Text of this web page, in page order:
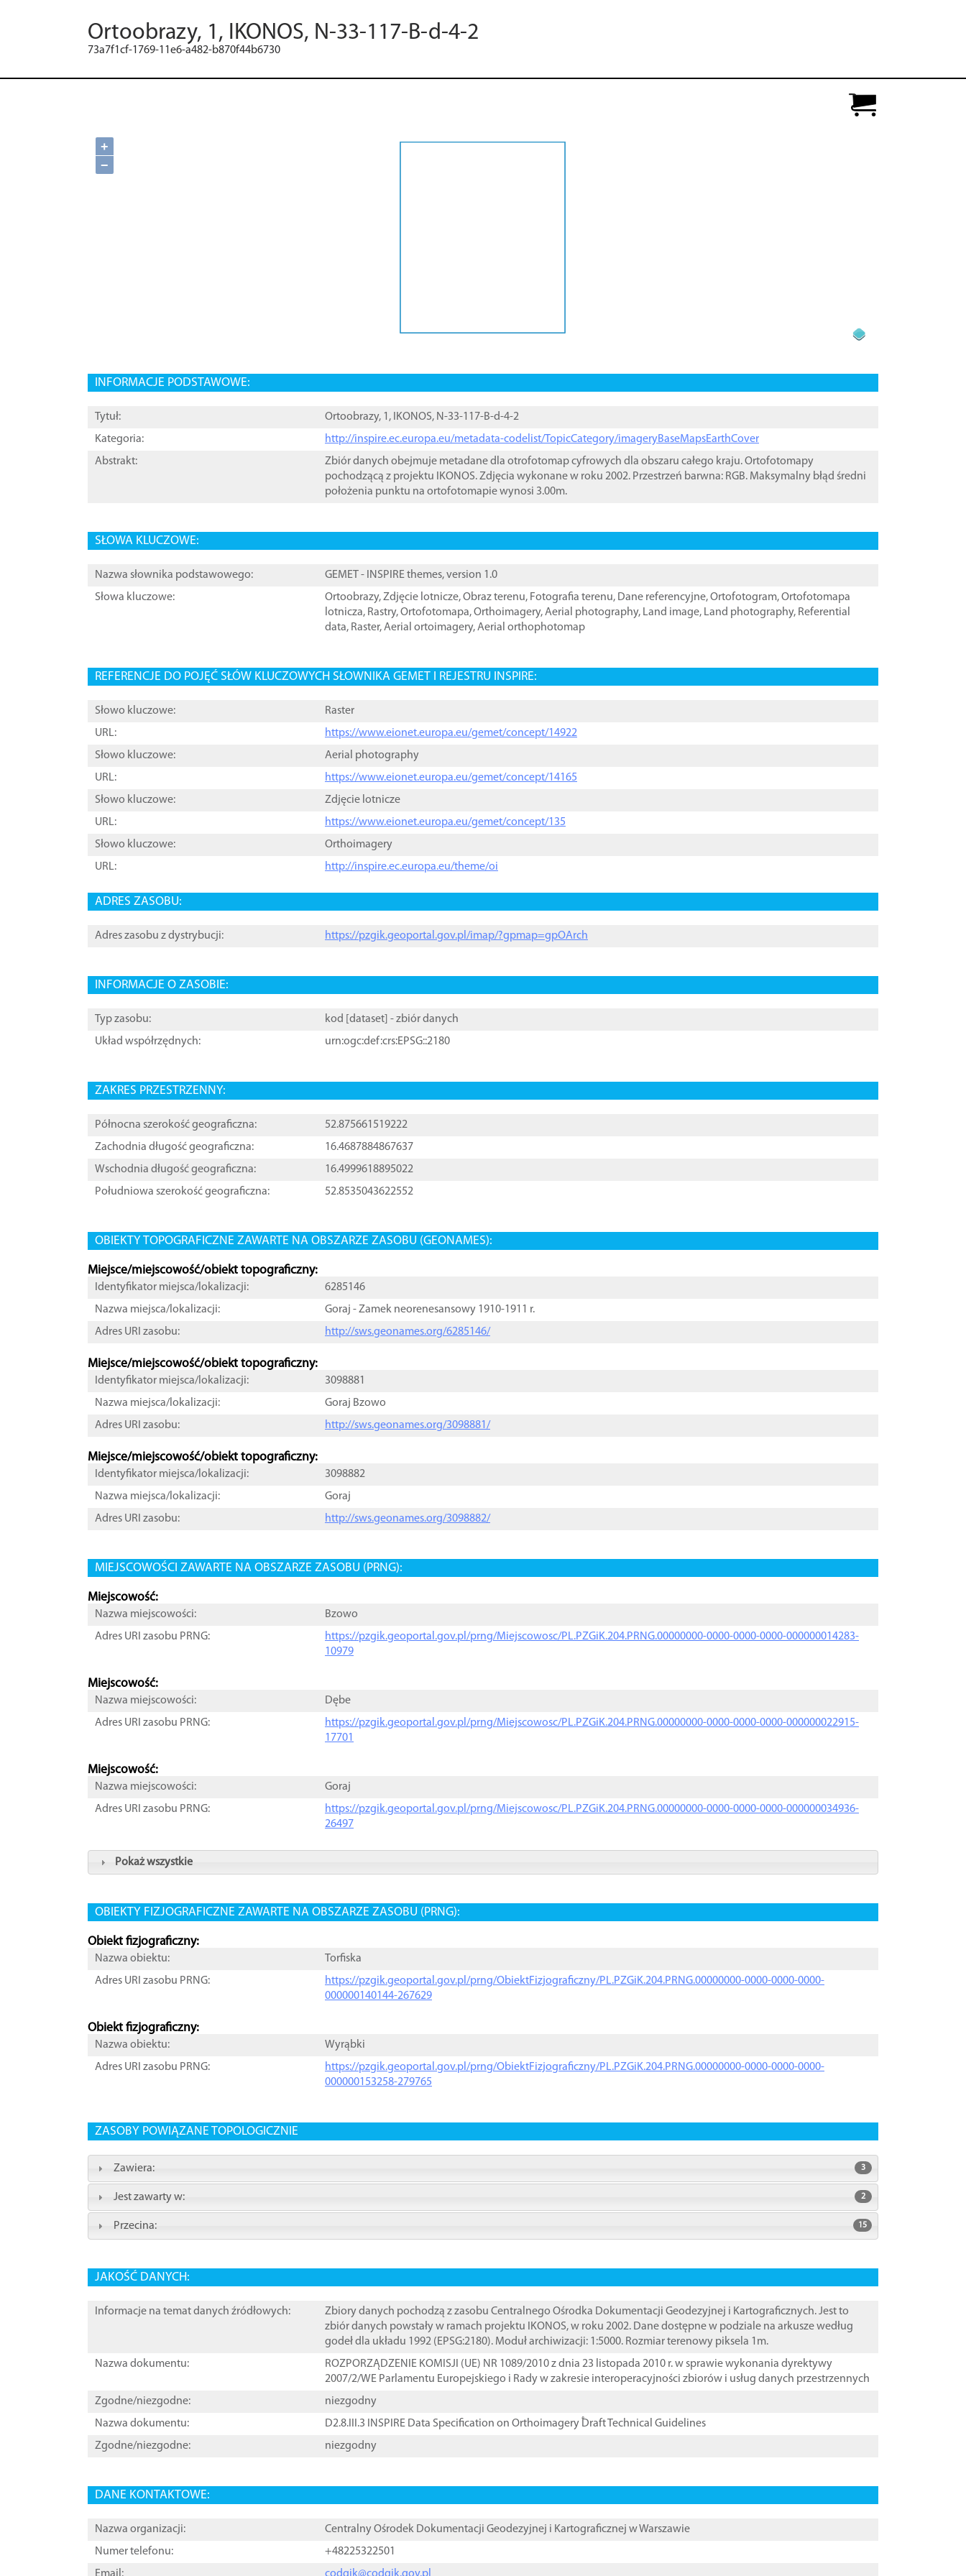
Ortoobrazy, 1, IKONOS, N-33-117-B-d-4-2
73a7f1cf-1769-11e6-a482-b870f44b6730
+
−
INFORMACJE PODSTAWOWE:
Tytuł:
Ortoobrazy, 1, IKONOS, N-33-117-B-d-4-2
Kategoria:
http://inspire.ec.europa.eu/metadata-codelist/TopicCategory/imageryBaseMapsEarthCover
Abstrakt:
Zbiór danych obejmuje metadane dla otrofotomap cyfrowych dla obszaru całego kraju. Ortofotomapy
pochodzącą z projektu IKONOS. Zdjęcia wykonane w roku 2002. Przestrzeń barwna: RGB. Maksymalny błąd średni
położenia punktu na ortofotomapie wynosi 3.00m.
SŁOWA KLUCZOWE:
Nazwa słownika podstawowego:
GEMET - INSPIRE themes, version 1.0
Słowa kluczowe:
Ortoobrazy,Zdjęcie lotnicze,Obraz terenu, Fotografia terenu, Dane referencyjne,Ortofotogram,Ortofotomapa
lotnicza, Rastry,Ortofotomapa,Orthoimagery,Aerial photography, Land image, Land photography, Referential
data, Raster,Aerial ortoimagery,Aerial orthophotomap
REFERENCJE DO POJĘĆ SŁÓW KLUCZOWYCH SŁOWNIKA GEMET I REJESTRU INSPIRE:
Słowo kluczowe:
Raster
URL:
https://www.eionet.europa.eu/gemet/concept/14922
Słowo kluczowe:
Aerial photography
URL:
https://www.eionet.europa.eu/gemet/concept/14165
Słowo kluczowe:
Zdjęcie lotnicze
URL:
https://www.eionet.europa.eu/gemet/concept/135
Słowo kluczowe:
Orthoimagery
URL:
http://inspire.ec.europa.eu/theme/oi
ADRES ZASOBU:
Adres zasobu z dystrybucji: https://pzgik.geoportal.gov.pl/imap/?gpmap=gpOArch
INFORMACJE O ZASOBIE:
Typ zasobu: kod [ dataset ] - zbiór danych
Układ współrzędnych:
urn:ogc:def:crs:EPSG::2180
ZAKRES PRZESTRZENNY:
Północna szerokość geograficzna:
52.875661519222
Zachodnia długość geograficzna:
16.4687884867637
Wschodnia długość geograficzna:
16.4999618895022
Południowa szerokość geograficzna:
52.8535043622552
OBIEKTY TOPOGRAFICZNE ZAWARTE NA OBSZARZE ZASOBU (GEONAMES):
Miejsce/miejscowość/obiekt topograficzny:
Identyfikator miejsca/lokalizacji:
6285146
Nazwa miejsca/lokalizacji:
Goraj - Zamek neorenesansowy 1910-1911 r.
Adres URI zasobu:
http://sws.geonames.org/6285146/
Miejsce/miejscowość/obiekt topograficzny:
Identyfikator miejsca/lokalizacji:
3098881
Nazwa miejsca/lokalizacji:
Goraj Bzowo
Adres URI zasobu:
http://sws.geonames.org/3098881/
Miejsce/miejscowość/obiekt topograficzny:
Identyfikator miejsca/lokalizacji:
3098882
Nazwa miejsca/lokalizacji:
Goraj
Adres URI zasobu:
http://sws.geonames.org/3098882/
MIEJSCOWOŚCI ZAWARTE NA OBSZARZE ZASOBU (PRNG):
Miejscowość:
Nazwa miejscowości:
Bzowo
Adres URI zasobu PRNG:
https://pzgik.geoportal.gov.pl/prng/Miejscowosc/PL.PZGiK.204.PRNG.00000000-0000-0000-0000-000000014283-
10979
Miejscowość:
Nazwa miejscowości:
Dębe
Adres URI zasobu PRNG:
https://pzgik.geoportal.gov.pl/prng/Miejscowosc/PL.PZGiK.204.PRNG.00000000-0000-0000-0000-000000022915-
17701
Miejscowość:
Nazwa miejscowości:
Goraj
Adres URI zasobu PRNG:
https://pzgik.geoportal.gov.pl/prng/Miejscowosc/PL.PZGiK.204.PRNG.00000000-0000-0000-0000-000000034936-
26497
Pokaż wszystkie
OBIEKTY FIZJOGRAFICZNE ZAWARTE NA OBSZARZE ZASOBU (PRNG):
Obiekt fizjograficzny:
Nazwa obiektu:
Torfiska
Adres URI zasobu PRNG:
https://pzgik.geoportal.gov.pl/prng/ObiektFizjograficzny/PL.PZGiK.204.PRNG.00000000-0000-0000-0000-
000000140144-267629
Obiekt fizjograficzny:
Nazwa obiektu:
Wyrąbki
Adres URI zasobu PRNG:
https://pzgik.geoportal.gov.pl/prng/ObiektFizjograficzny/PL.PZGiK.204.PRNG.00000000-0000-0000-0000-
000000153258-279765
ZASOBY POWIĄZANE TOPOLOGICZNIE
Zawiera: 3
Jest zawarty w: 2
Przecina: 15
JAKOŚĆ DANYCH:
Informacje na temat danych źródłowych:
Zbiory danych pochodzą z zasobu Centralnego Ośrodka Dokumentacji Geodezyjnej i Kartograficznych. Jest to
zbiór danych powstały w ramach projektu IKONOS, w roku 2002. Dane dostępne w podziale na arkusze według
godeł dla układu 1992 (EPSG:2180). Moduł archiwizacji: 1:5000. Rozmiar terenowy piksela 1m.
Nazwa dokumentu:
ROZPORZĄDZENIE KOMISJI (UE) NR 1089/2010 z dnia 23 listopada 2010 r. w sprawie wykonania dyrektywy
2007/2/WE Parlamentu Europejskiego i Rady w zakresie interoperacyjności zbiorów i usług danych przestrzennych
Zgodne/niezgodne:
niezgodny
Nazwa dokumentu:
D2.8.III.3 INSPIRE Data Specification on Orthoimagery ֠Draft Technical Guidelines
Zgodne/niezgodne:
niezgodny
DANE KONTAKTOWE:
Nazwa organizacji:
Centralny Ośrodek Dokumentacji Geodezyjnej i Kartograficznej w Warszawie
Numer telefonu:
+48225322501